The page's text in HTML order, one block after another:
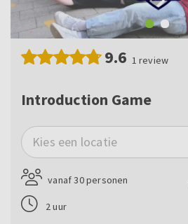
9.6 1 review
Introduction Game
Kies een locatie
vanaf 30 personen
2 uur